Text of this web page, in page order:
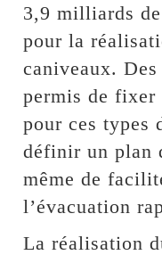
3,9 milliards
pour la
caniveaux.
permis de fixer
pour ces types
définir un plan
même de
l’évacuation
La réalisation